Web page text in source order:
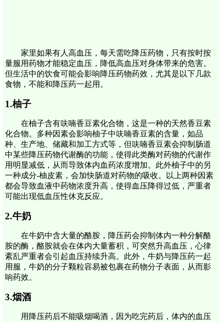
家里如果有人高血压，每天需吃降压药物，只有按时按
量服用药物才能稳定血压，降低高血压对身体带来的危害。
但生活中的饮食可能会影响降压药物药效，尤其是以下几款
食物，不能和降压药一起用。
1.柚子
在柚子含有呋喃香豆素化合物，这是一种的天然香豆素
化合物。多种因素会影响柚子中呋喃香豆素的含量，如品
种、生产地、储藏和加工方式等，但呋喃香豆素会抑制肠道
中某些降压药物代谢酶的功能，使得此类酶对药物的代谢作
用明显减低，从而导致体内血药浓度增加。此外柚子中的另
一种成分-柚皮素，会加快肠道对药物的吸收。以上两种因素
都会导致血液中药物浓度升高，使得血压降得过低，严重者
可能出现低血压性休克反应。
2.牛奶
在牛奶中含大量的酪胺，降压药会抑制体内一种分解酪
胺的酶，酪胺就会在体内大量蓄积，可突然升高血压，心律
紊乱严重者会引起血压持续升高。此外，牛奶与降压药一起
用服，牛奶的分子颗粒容易被包裹在药物分子表面，从而影
响药效。
3.烟酒
用降压药后不能吸烟喝酒，因为吃完药后，体内的血压